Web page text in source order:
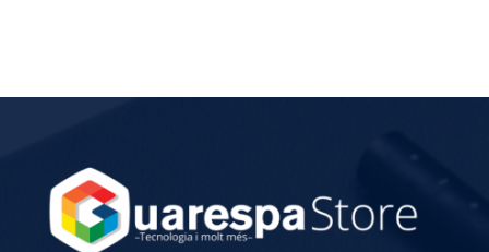
CELL